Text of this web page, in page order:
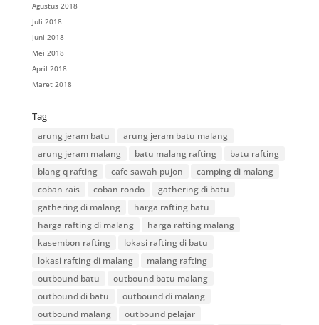
Agustus 2018
Juli 2018
Juni 2018
Mei 2018
April 2018
Maret 2018
Tag
arung jeram batu
arung jeram batu malang
arung jeram malang
batu malang rafting
batu rafting
blang q rafting
cafe sawah pujon
camping di malang
coban rais
coban rondo
gathering di batu
gathering di malang
harga rafting batu
harga rafting di malang
harga rafting malang
kasembon rafting
lokasi rafting di batu
lokasi rafting di malang
malang rafting
outbound batu
outbound batu malang
outbound di batu
outbound di malang
outbound malang
outbound pelajar